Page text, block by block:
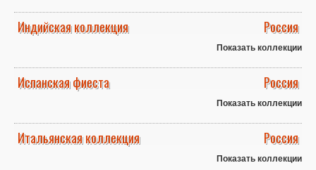
Индийская коллекция Россия
Показать коллекции
Испанская фиеста Россия
Показать коллекции
Итальянская коллекция Россия
Показать коллекции